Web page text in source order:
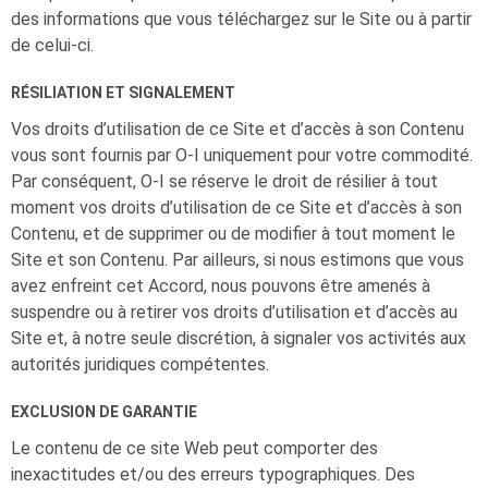
des informations que vous téléchargez sur le Site ou à partir
de celui-ci.
RÉSILIATION ET SIGNALEMENT
Vos droits d’utilisation de ce Site et d’accès à son Contenu
vous sont fournis par O-I uniquement pour votre commodité.
Par conséquent, O-I se réserve le droit de résilier à tout
moment vos droits d’utilisation de ce Site et d’accès à son
Contenu, et de supprimer ou de modifier à tout moment le
Site et son Contenu. Par ailleurs, si nous estimons que vous
avez enfreint cet Accord, nous pouvons être amenés à
suspendre ou à retirer vos droits d’utilisation et d’accès au
Site et, à notre seule discrétion, à signaler vos activités aux
autorités juridiques compétentes.
EXCLUSION DE GARANTIE
Le contenu de ce site Web peut comporter des
inexactitudes et/ou des erreurs typographiques. Des